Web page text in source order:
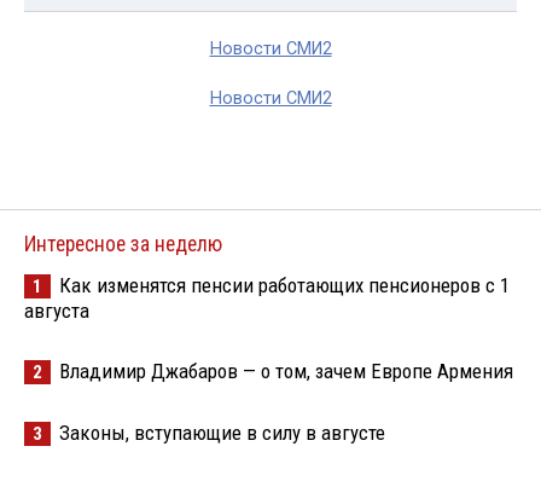
Новости СМИ2
Новости СМИ2
Интересное за неделю
1
Как изменятся пенсии работающих пенсионеров с 1
августа
2 Владимир Джабаров — о том, зачем Европе Армения
3 Законы, вступающие в силу в августе